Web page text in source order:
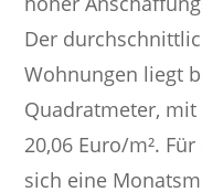
Der
Wohnungen liegt
Quadratmeter, mit
20,06 Euro/m².
sich eine